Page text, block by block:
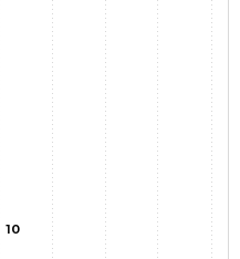
10